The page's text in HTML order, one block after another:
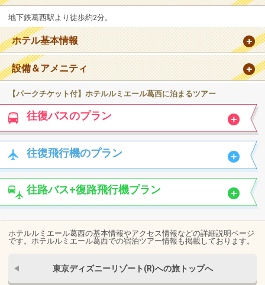
地下鉄葛西駅より徒歩約2分。
ホテル基本情報
設備＆アメニティ
【パークチケット付】ホテルルミエール葛西に泊まるツアー
往復バスのプラン
往復飛行機のプラン
往路バス+復路飛行機プラン
ホテルルミエール葛西の基本情報やアクセス情報などの詳細説明ページ
です。ホテルルミエール葛西での宿泊ツアー情報も掲載しております。
東京ディズニーリゾート(R)への旅トップへ